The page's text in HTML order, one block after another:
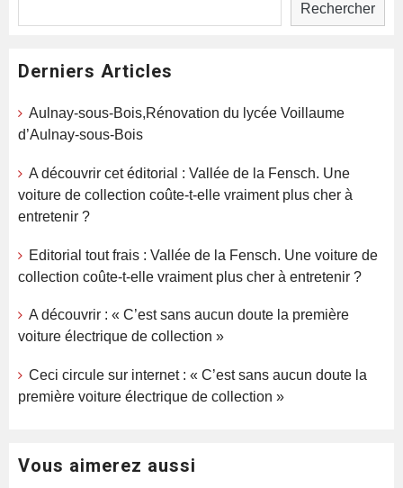
Rechercher
Derniers Articles
Aulnay-sous-Bois,Rénovation du lycée Voillaume
d’Aulnay-sous-Bois
A découvrir cet éditorial : Vallée de la Fensch. Une
voiture de collection coûte-t-elle vraiment plus cher à
entretenir ?
Editorial tout frais : Vallée de la Fensch. Une voiture de
collection coûte-t-elle vraiment plus cher à entretenir ?
A découvrir : « C’est sans aucun doute la première
voiture électrique de collection »
Ceci circule sur internet : « C’est sans aucun doute la
première voiture électrique de collection »
Vous aimerez aussi